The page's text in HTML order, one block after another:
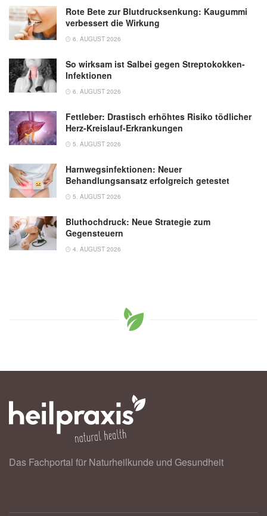
Rote Bete zur Blutdrucksenkung: Kaugummi
verbessert die Wirkung
6. AUGUST 2026
So wirksam ist Salbei gegen Streptokokken-
Infektionen
6. AUGUST 2026
Fettleber: Drastisch erhöhtes Risiko tödlicher
Herz-Kreislauf-Erkrankungen
5. AUGUST 2026
Harnwegsinfektionen: Neuer
Behandlungsansatz erfolgreich getestet
5. AUGUST 2026
Bluthochdruck: Neue Strategie zum
Gegensteuern
4. AUGUST 2026
Das Fachportal für Naturheilkunde und Gesundheit